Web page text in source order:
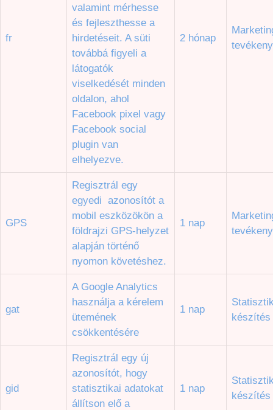
fr
valamint mérhesse
és fejleszthesse a
hirdetéseit. A süti
továbbá figyeli a
látogatók
viselkedését minden
oldalon, ahol
Facebook pixel vagy
Facebook social
plugin van
elhelyezve.
2 hónap
GPS
Regisztrál egy
egyedi azonosítót a
mobil eszközökön a
földrajzi GPS-helyzet
alapján történő
nyomon követéshez.
1 nap
gat
A Google Analytics
használja a kérelem
ütemének
csökkentésére
1 nap
készítés
gid
Regisztrál egy új
azonosítót, hogy
statisztikai adatokat
állítson elő a
1 nap
készítés